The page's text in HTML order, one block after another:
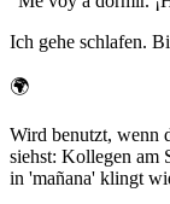
Ich gehe schlafen.
🌍
Wird benutzt, wenn
siehst: Kollegen am
in 'mañana' klingt